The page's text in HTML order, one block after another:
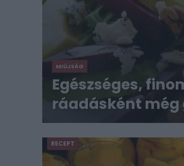
MIÚJSÁG
Egészséges,
ráadásként még
RECEPT